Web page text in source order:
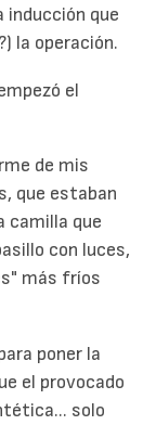
inducción que
la operación.
el
de mis
que estaban
camilla que
con luces,
más fríos
poner la
el provocado
solo